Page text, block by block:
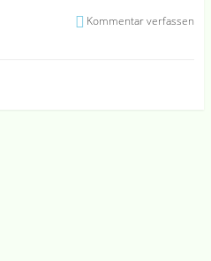
Kommentar verfassen